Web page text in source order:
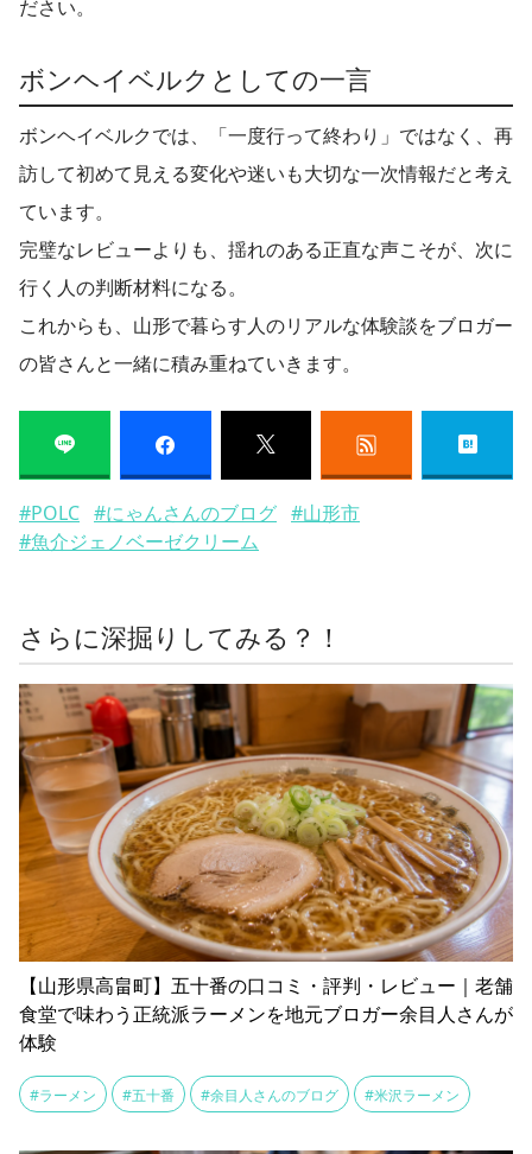
ださい。
ボンヘイベルクとしての一言
ボンヘイベルクでは、「一度行って終わり」ではなく、再
訪して初めて見える変化や迷いも大切な一次情報だと考え
ています。
完璧なレビューよりも、揺れのある正直な声こそが、次に
行く人の判断材料になる。
これからも、山形で暮らす人のリアルな体験談をブロガー
の皆さんと一緒に積み重ねていきます。
#POLC #にゃんさんのブログ #山形市
#魚介ジェノベーゼクリーム
さらに深掘りしてみる？！
【山形県高畠町】五十番の口コミ・評判・レビュー｜老舗
食堂で味わう正統派ラーメンを地元ブロガー余目人さんが
体験
#ラーメン #五十番 #余目人さんのブログ #米沢ラーメン